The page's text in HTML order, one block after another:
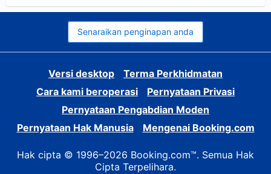
Senaraikan penginapan anda
Versi desktop
Terma Perkhidmatan
Cara kami beroperasi
Pernyataan Privasi
Pernyataan Pengabdian Moden
Pernyataan Hak Manusia
Mengenai Booking.com
Hak cipta © 1996–2026 Booking.com™. Semua Hak
Cipta Terpelihara.